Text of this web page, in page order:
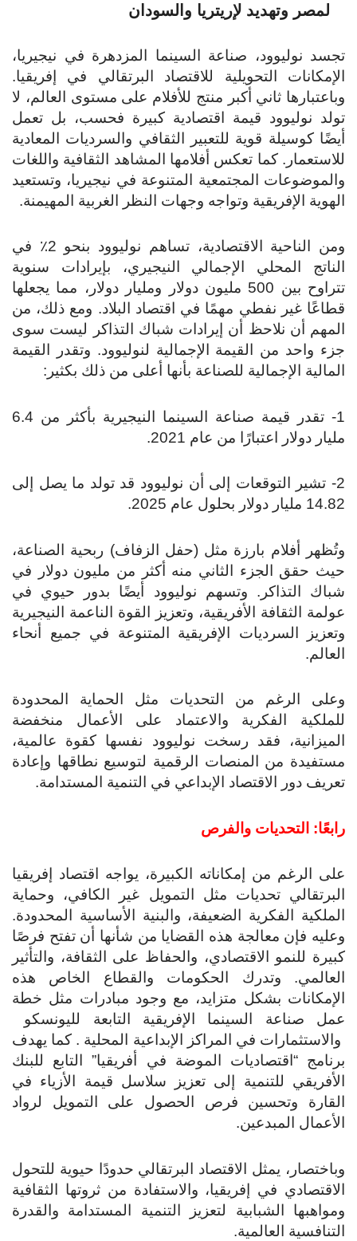
لمصر وتهديد لإريتريا والسودان
تجسد نوليوود، صناعة السينما المزدهرة في نيجيريا،
الإمكانات التحويلية للاقتصاد البرتقالي في إفريقيا.
وباعتبارها ثاني أكبر منتج للأفلام على مستوى العالم، لا
تولد نوليوود قيمة اقتصادية كبيرة فحسب، بل تعمل
أيضًا كوسيلة قوية للتعبير الثقافي والسرديات المعادية
للاستعمار. كما تعكس أفلامها المشاهد الثقافية واللغات
والموضوعات المجتمعية المتنوعة في نيجيريا، وتستعيد
الهوية الإفريقية وتواجه وجهات النظر الغربية المهيمنة.
ومن الناحية الاقتصادية، تساهم نوليوود بنحو 2٪ في
الناتج المحلي الإجمالي النيجيري، بإيرادات سنوية
تتراوح بين 500 مليون دولار ومليار دولار، مما يجعلها
قطاعًا غير نفطي مهمًا في اقتصاد البلاد. ومع ذلك، من
المهم أن نلاحظ أن إيرادات شباك التذاكر ليست سوى
جزء واحد من القيمة الإجمالية لنوليوود. وتقدر القيمة
المالية الإجمالية للصناعة بأنها أعلى من ذلك بكثير:
1- تقدر قيمة صناعة السينما النيجيرية بأكثر من 6.4
مليار دولار اعتبارًا من عام 2021.
2- تشير التوقعات إلى أن نوليوود قد تولد ما يصل إلى
14.82 مليار دولار بحلول عام 2025.
وتُظهر أفلام بارزة مثل (حفل الزفاف) ربحية الصناعة،
حيث حقق الجزء الثاني منه أكثر من مليون دولار في
شباك التذاكر. وتسهم نوليوود أيضًا بدور حيوي في
عولمة الثقافة الأفريقية، وتعزيز القوة الناعمة النيجيرية
وتعزيز السرديات الإفريقية المتنوعة في جميع أنحاء
العالم.
وعلى الرغم من التحديات مثل الحماية المحدودة
للملكية الفكرية والاعتماد على الأعمال منخفضة
الميزانية، فقد رسخت نوليوود نفسها كقوة عالمية،
مستفيدة من المنصات الرقمية لتوسيع نطاقها وإعادة
تعريف دور الاقتصاد الإبداعي في التنمية المستدامة.
رابعًا: التحديات والفرص
على الرغم من إمكاناته الكبيرة، يواجه اقتصاد إفريقيا
البرتقالي تحديات مثل التمويل غير الكافي، وحماية
الملكية الفكرية الضعيفة، والبنية الأساسية المحدودة.
وعليه فإن معالجة هذه القضايا من شأنها أن تفتح فرصًا
كبيرة للنمو الاقتصادي، والحفاظ على الثقافة، والتأثير
العالمي. وتدرك الحكومات والقطاع الخاص هذه
الإمكانات بشكل متزايد، مع وجود مبادرات مثل خطة
عمل صناعة السينما الإفريقية التابعة لليونسكو
والاستثمارات في المراكز الإبداعية المحلية . كما يهدف
برنامج “اقتصاديات الموضة في أفريقيا” التابع للبنك
الأفريقي للتنمية إلى تعزيز سلاسل قيمة الأزياء في
القارة وتحسين فرص الحصول على التمويل لرواد
الأعمال المبدعين.
وباختصار، يمثل الاقتصاد البرتقالي حدودًا حيوية للتحول
الاقتصادي في إفريقيا، والاستفادة من ثروتها الثقافية
ومواهبها الشبابية لتعزيز التنمية المستدامة والقدرة
التنافسية العالمية.